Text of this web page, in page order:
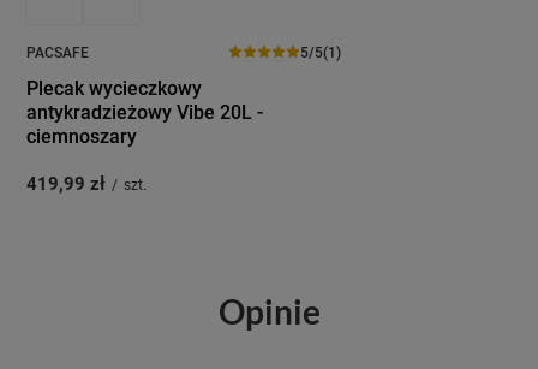
PACSAFE 5/5(1)
Plecak wycieczkowy
antykradzieżowy Vibe 20L -
ciemnoszary
419,99 zł / szt.
Opinie